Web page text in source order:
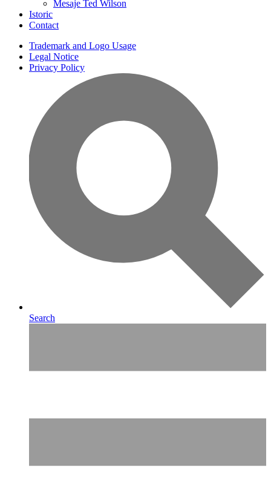
Mesaje Ted Wilson
Istoric
Contact
Trademark and Logo Usage
Legal Notice
Privacy Policy
Search